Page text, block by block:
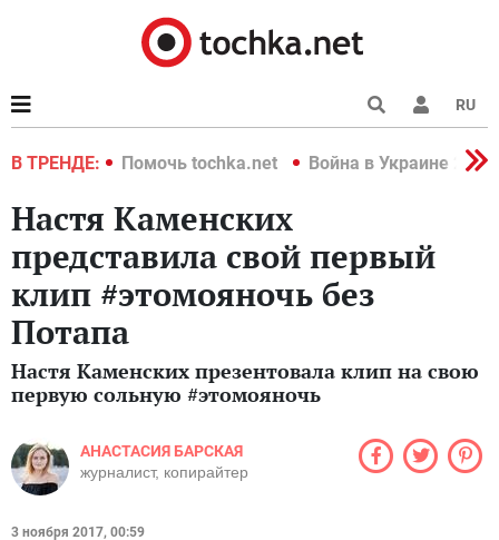
RU
В ТРЕНДЕ:
2022 Помочь tochka.net Война в Украине 2022
Настя Каменских
представила свой первый
клип #этомояночь без
Потапа
Настя Каменских презентовала клип на свою
первую сольную #этомояночь
АНАСТАСИЯ БАРСКАЯ
журналист, копирайтер
3 ноября 2017, 00:59